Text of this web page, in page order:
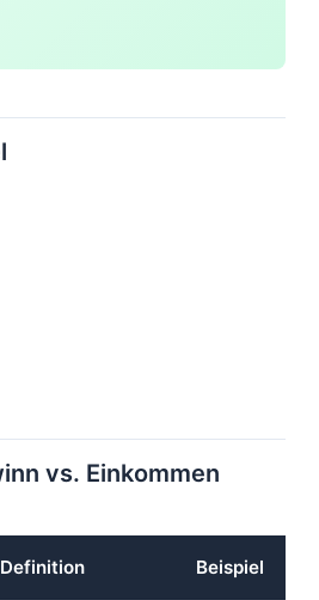
vs. Einkommen
Definition Beispiel